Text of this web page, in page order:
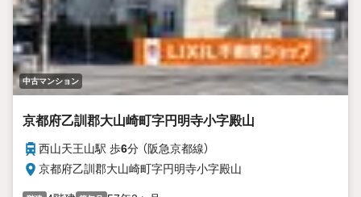
中古マンション
京都府乙訓郡大山崎町字円明寺小字殿山
西山天王山駅 歩6分 （阪急京都線）
京都府乙訓郡大山崎町字円明寺小字殿山